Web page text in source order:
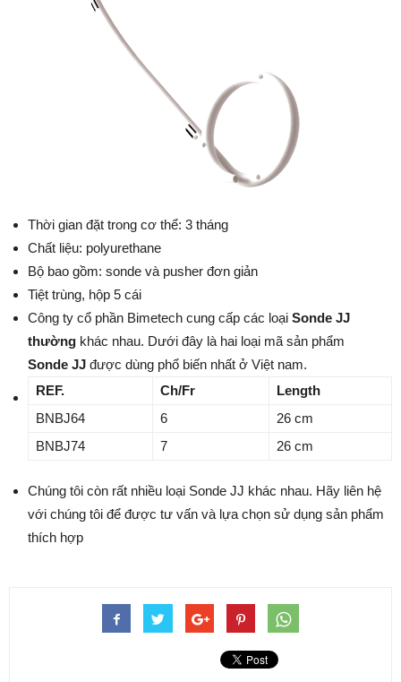
Thời gian đặt trong cơ thể: 3 tháng
Chất liệu: polyurethane
Bộ bao gồm: sonde và pusher đơn giản
Tiệt trùng, hộp 5 cái
Công ty cổ phần Bimetech cung cấp các loại Sonde JJ
thường khác nhau. Dưới đây là hai loại mã sản phẩm
Sonde JJ được dùng phổ biến nhất ở Việt nam.
REF.
Ch/Fr
Length
BNBJ64
6
26 cm
BNBJ74
7 26 cm
Chúng tôi còn rất nhiều loại Sonde JJ khác nhau. Hãy liên hệ
với chúng tôi để được tư vấn và lựa chọn sử dụng sản phẩm
thích hợp